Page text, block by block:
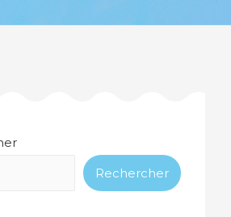
Rechercher